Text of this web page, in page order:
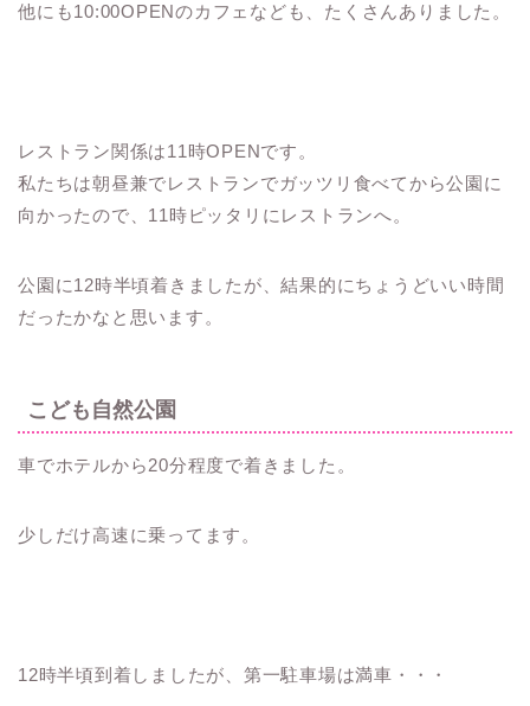
他にも10:00OPENのカフェなども、たくさんありました。
レストラン関係は11時OPENです。
私たちは朝昼兼でレストランでガッツリ食べてから公園に
向かったので、11時ピッタリにレストランへ。
公園に12時半頃着きましたが、結果的にちょうどいい時間
だったかなと思います。
こども自然公園
車でホテルから20分程度で着きました。
少しだけ高速に乗ってます。
12時半頃到着しましたが、第一駐車場は満車・・・